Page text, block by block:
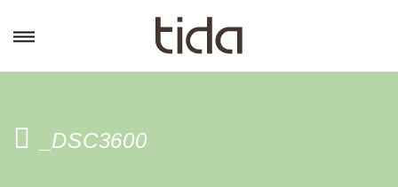
_DSC3600